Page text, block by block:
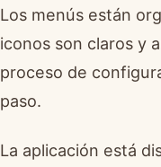
Los menús están
iconos son claros y
proceso de
paso.
La aplicación está